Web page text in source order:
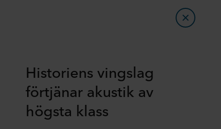
Historiens vingslag
förtjänar akustik av
högsta klass